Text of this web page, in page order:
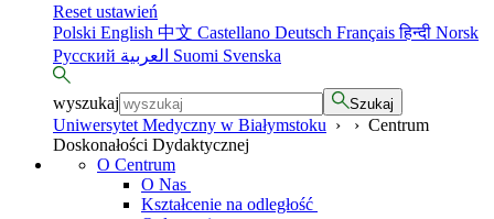
Reset ustawień
Polski English 中文 Castellano Deutsch Françaisहिन्दी Norsk
Русский
Suomi Svenska
wyszukaj Szukaj
Uniwersytet Medyczny w Białymstoku › › Centrum
Doskonałości Dydaktycznej
O Centrum
O Nas
Kształcenie na odległość